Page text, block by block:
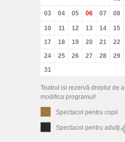
03 04 05 06 07 08
10 11 12 13 14 15
17
18 19 20 21 22
24
25 26 27 28 29
31
Teatrul isi rezervă dreptul de a
modifica programul!
Spectacol pentru copii
Spectacol pentru adulţi